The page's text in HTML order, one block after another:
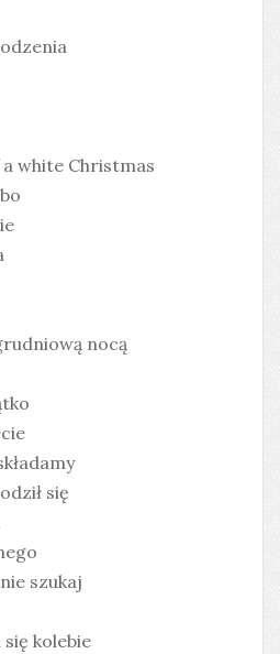
white Christmas
nocą
się
szukaj
kolebie